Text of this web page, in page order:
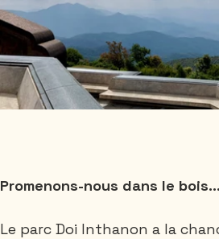
Promenons-nous dans le
Le parc Doi Inthanon a la